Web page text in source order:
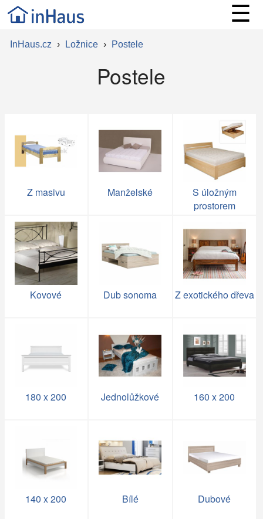
☰
InHaus.cz › Ložnice › Postele
Postele
Z masivu Manželské
S úložným
prostorem
Kovové Dub sonoma Z exotického dřeva
180 x 200 Jednolůžkové 160 x 200
140 x 200 Bílé Dubové